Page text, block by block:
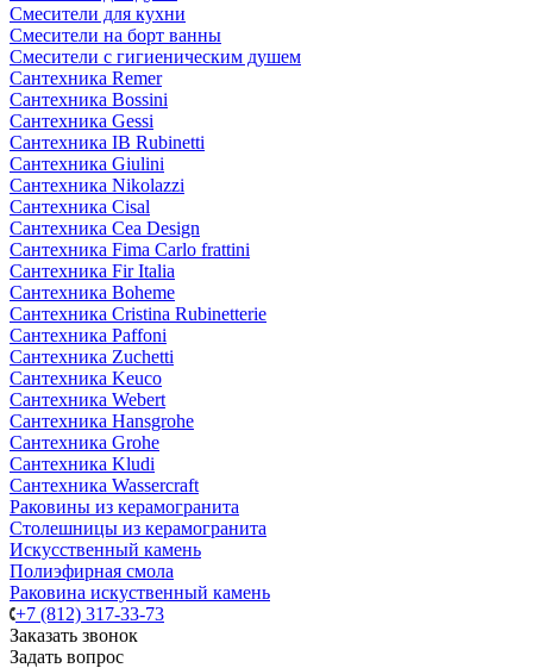
Смесители для кухни
Смесители на борт ванны
Смесители с гигиеническим душем
Сантехника Remer
Сантехника Bossini
Сантехника Gessi
Сантехника IB Rubinetti
Сантехника Giulini
Сантехника Nikolazzi
Сантехника Cisal
Сантехника Cea Design
Сантехника Fima Carlo frattini
Сантехника Fir Italia
Сантехника Boheme
Сантехника Cristina Rubinetterie
Сантехника Paffoni
Сантехника Zuchetti
Сантехника Keuco
Сантехника Webert
Сантехника Hansgrohe
Сантехника Grohe
Сантехника Kludi
Сантехника Wassercraft
Раковины из керамогранита
Столешницы из керамогранита
Искусственный камень
Полиэфирная смола
Раковина искуственный камень
+7 (812) 317-33-73
Заказать звонок
Задать вопрос